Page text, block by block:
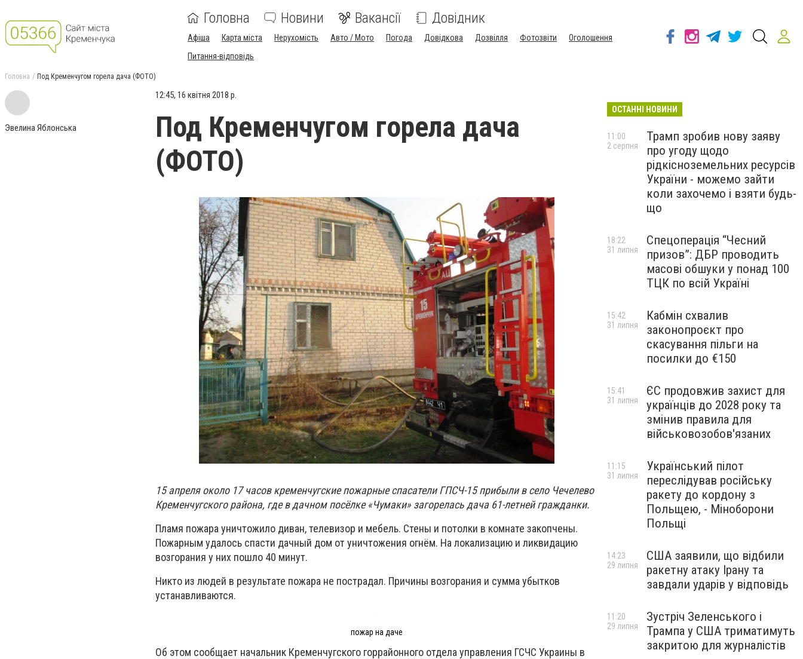
Головна Новини Вакансії Довідник
Афіша Карта міста Нерухомість Авто / Мото Погода Довідкова Дозвілля Фотозвіти
Оголошення
Питання-відповідь
Головна Под Кременчугом горела дача (ФОТО)
Эвелина Яблонська
12:45, 16 квітня 2018 р.
Под Кременчугом горела дача
(ФОТО)
15 апреля около 17 часов кременчугские пожарные спасатели ГПСЧ-15 прибыли в село Чечелево
Кременчугского района, где в дачном посёлке «Чумаки» загорелась дача 61-летней гражданки.
Пламя пожара уничтожило диван, телевизор и мебель. Стены и потолки в комнате закопчены.
Пожарным удалось спасти дачный дом от уничтожения огнём. На локализацию и ликвидацию
возгорания у них пошло 40 минут.
Никто из людей в результате пожара не пострадал. Причины возгорания и сумма убытков
устанавливаются.
пожар на даче
Об этом сообщает начальник Кременчугского горрайонного отдела управления ГСЧС Украины в
ОСТАННІ НОВИНИ
Трамп зробив нову заяву
про угоду щодо
рідкісноземельних ресурсів
України - можемо зайти
коли захочемо і взяти будь-
що
11:00
2 серпня
Спецоперація “Чесний
призов”: ДБР проводить
масові обшуки у понад 100
ТЦК по всій Україні
18:22
31 липня
Кабмін схвалив
законопроєкт про
скасування пільги на
посилки до €150
15:42
31 липня
ЄС продовжив захист для
українців до 2028 року та
змінив правила для
військовозобов'язаних
15:41
31 липня
Український пілот
переслідував російську
ракету до кордону з
Польщею, - Міноборони
Польщі
11:15
31 липня
США заявили, що відбили
ракетну атаку Ірану та
завдали ударів у відповідь
14:23
29 липня
Зустріч Зеленського і
Трампа у США триматимуть
закритою для журналістів
11:20
29 липня